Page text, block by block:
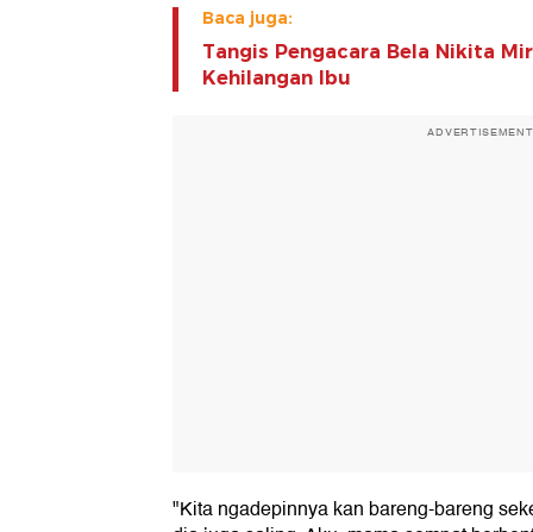
Baca juga:
Tangis Pengacara Bela Nikita
Kehilangan Ibu
ADVERTISEMENT
"Kita ngadepinnya kan bareng-bareng